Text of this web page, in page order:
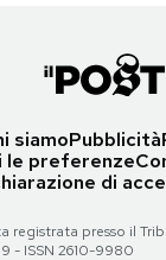
siamoPubblicità
le preferenze
di
registrata presso il
- ISSN 2610-9980